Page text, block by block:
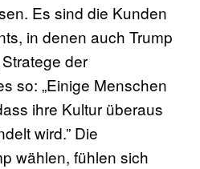
Es sind die Kunden
in denen auch Trump
der
so: „Einige Menschen
ihre Kultur überaus
wird.” Die
wählen, fühlen sich